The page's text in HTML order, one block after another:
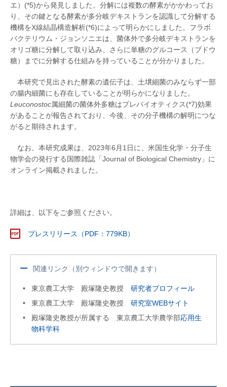
エ）(*5)から発見しました。分解には複数の酵素がかかわってお
り、その鍵となる酵素が多分岐デキストランを認識して分解する
機構をX線結晶構造解析(*6)によって明らかにしました。フラボ
バクテリウム・ジョンソニエは、菌体外で多分岐デキストランを
オリゴ糖に分解して取り込み、さらに単糖のグルコース（ブドウ
糖）までに分解する仕組みを持っていることが分かりました。
本研究で見出された酵素の遺伝子は、土壌細菌のみならず一部
の腸内細菌にも存在していることが明らかになりました。
Leuconostoc属細菌の菌体外多糖はプレバイオティクス(*7)効果
があることが報告されており、今後、その分子機構の解明につな
がると期待されます。
なお、本研究成果は、2023年6月1日に、米国生化学・分子生
物学会の発行する国際雑誌「Journal of Biological Chemistry」に
オンライン掲載されました。
詳細は、以下をご参照ください。
プレスリリース（PDF：779KB）
関連リンク（別ウィンドウで開きます）
東京農工大学 殿塚隆史教授研究者プロフィール
東京農工大学 殿塚隆史教授研究室WEBサイト
殿塚隆史教授が所属する 東京農工大学農学部応用生
物科学科